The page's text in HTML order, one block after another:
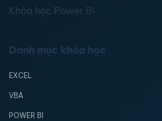
Khóa học Power BI
Danh mục khóa học
EXCEL
VBA
POWER BI